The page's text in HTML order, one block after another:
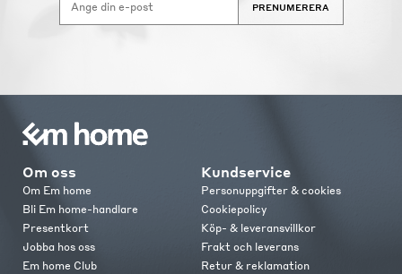
PRENUMERERA
Om oss
Om Em home
Bli Em home-handlare
Presentkort
Jobba hos oss
Em home Club
Kundservice
Personuppgifter & cookies
Cookiepolicy
Köp- & leveransvillkor
Frakt och leverans
Retur & reklamation